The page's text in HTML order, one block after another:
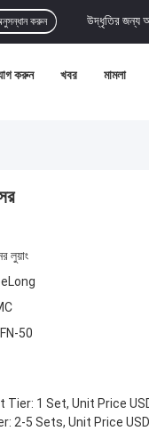
উদ্ধৃতির জন্য
করুন
করুন খবর মামলা
লুয়াং
50
Tier: 1 Set, Unit Price
2-5 Sets, Unit Price